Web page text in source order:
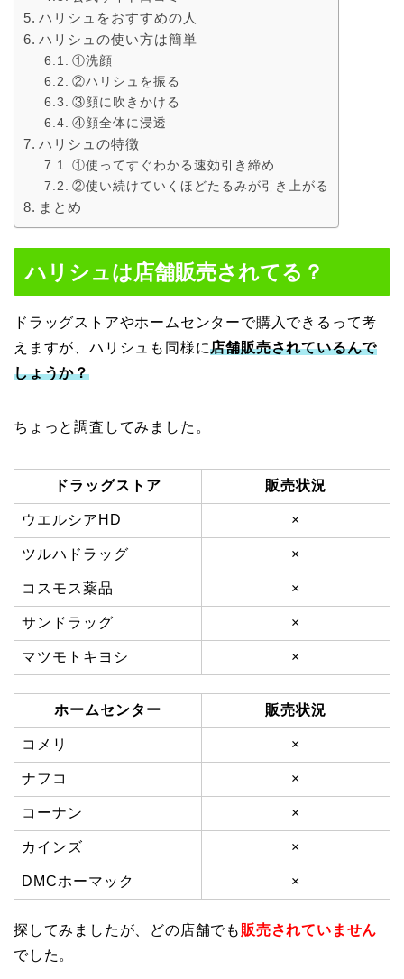
ハリシュをおすすめの人
ハリシュの使い方は簡単
①洗顔
②ハリシュを振る
③顔に吹きかける
④顔全体に浸透
ハリシュの特徴
①使ってすぐわかる速効引き締め
②使い続けていくほどたるみが引き上がる
まとめ
ハリシュは店舗販売されてる？
ドラッグストアやホームセンターで購入できるって考
えますが、ハリシュも同様に店舗販売されているんで
しょうか？
ちょっと調査してみました。
ドラッグストア 販売状況
ウエルシアHD ×
ツルハドラッグ ×
コスモス薬品 ×
サンドラッグ ×
マツモトキヨシ ×
ホームセンター 販売状況
コメリ ×
ナフコ ×
コーナン ×
カインズ ×
DMCホーマック ×
探してみましたが、どの店舗でも 販売されていません
でした。